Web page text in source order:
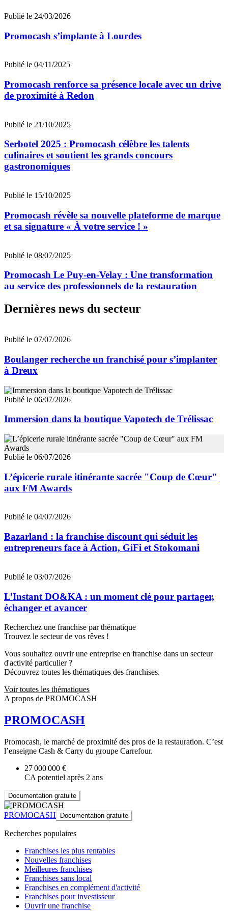
Publié le 24/03/2026
Promocash s’implante à Lourdes
Publié le 04/11/2025
Promocash renforce sa présence locale avec un drive
de proximité à Redon
Publié le 21/10/2025
Serbotel 2025 : Promocash célèbre les talents
culinaires et soutient les grands concours
gastronomiques
Publié le 15/10/2025
Promocash révèle sa nouvelle plateforme de marque
et sa signature « À votre service ! »
Publié le 08/07/2025
Promocash Le Puy-en-Velay : Une transformation
au service des professionnels de la restauration
Dernières news du secteur
Publié le 07/07/2026
Boulanger recherche un franchisé pour s’implanter
à Dreux
Publié le 06/07/2026
Immersion dans la boutique Vapotech de Trélissac
Publié le 06/07/2026
L’épicerie rurale itinérante sacrée "Coup de Cœur"
aux FM Awards
Publié le 04/07/2026
Bazarland : la franchise discount qui séduit les
entrepreneurs face à Action, GiFi et Stokomani
Publié le 03/07/2026
L’Instant DO&KA : un moment clé pour partager,
échanger et avancer
Recherchez une franchise par thématique
Trouvez le secteur de vos rêves !
Vous souhaitez ouvrir une entreprise en franchise dans un secteur
d'activité particulier ?
Découvrez toutes les thématiques des franchises.
Voir toutes les thématiques
A propos de PROMOCASH
PROMOCASH
Promocash, le marché de proximité des pros de la restauration. C’est
l’enseigne Cash & Carry du groupe Carrefour.
27 000 000 €
CA potentiel après 2 ans
Documentation gratuite
PROMOCASH Documentation gratuite
Recherches populaires
Franchises les plus rentables
Nouvelles franchises
Meilleures franchises
Franchises sans local
Franchises en complément d'activité
Franchises pour investisseur
Ouvrir une franchise